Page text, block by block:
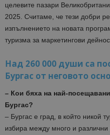
целевите пазари
2025. Считаме, че тези добри
изпълнението на новата
туризма за маркетингови
Над 260 000 души са
Бургас от неговото
– Кои бяха на най-
Бургас?
– Бургас е град, в който никой
избира между много и различни